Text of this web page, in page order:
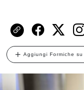
Aggiungi Formiche su